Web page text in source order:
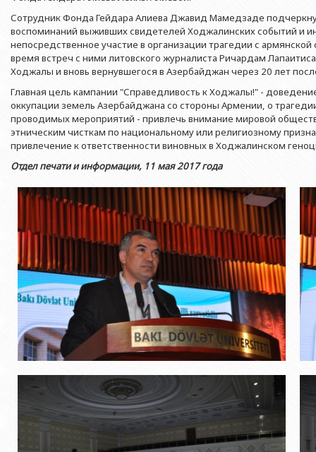
Почетные доктора
Образование в БГУ
Перечень специальностей
Знаменательные даты в истории БГУ
Служба психологической помощи
Культурно-творческий центр
Спортивно-оздоровительный
Университетская газета
Типография
Издательство
Филологический
Исторический
Факультет
Юридический
Факультет
Факультет
Факультет
Факультет Теология
Факультет
Юридическое
Азербайджанской
Юридическое
образования
Юридическое
Азербайджанской
Юридическое
Сотрудник Фонда Гейдара Алиева Джавид Мамедзаде
воспоминаний выживших свидетелей Ходжалинских событий и
непосредственное участие в организации трагедии с
время встреч с ними литовского журналиста Ричардам
Ходжалы и вновь вернувшегося в Азербайджан через 20 лет
Главная цель кампании "Справедливость к Ходжалы!" -
оккупации земель Азербайджана со стороны Армении, о
проводимых мероприятий - привлечь внимание мировой
этническим чисткам по национальному или религиозному
привлечение к ответственности виновных в Ходжалинском
Отдел печати и информации, 11 мая 2017 года